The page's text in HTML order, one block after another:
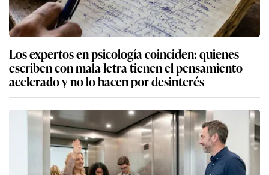
Los expertos en psicología coinciden: quienes
escriben con mala letra tienen el pensamiento
acelerado y no lo hacen por desinterés